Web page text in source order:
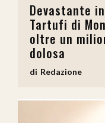
Devastante
Tartufi di
oltre un
dolosa
Redazione